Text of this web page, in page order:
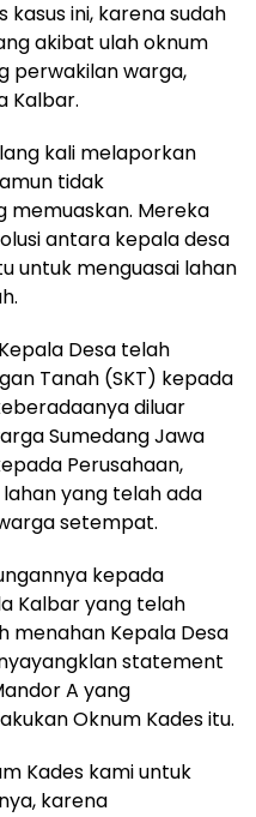
ini, karena sudah
akibat ulah oknum
perwakilan warga,
Kalbar.
kali melaporkan
tidak
memuaskan. Mereka
antara kepala desa
untuk menguasai lahan
Desa telah
Tanah (SKT) kepada
diluar
Sumedang Jawa
Perusahaan,
yang telah ada
setempat.
kepada
Kalbar yang telah
menahan Kepala Desa
statement
A yang
Oknum Kades itu.
Kades kami untuk
karena